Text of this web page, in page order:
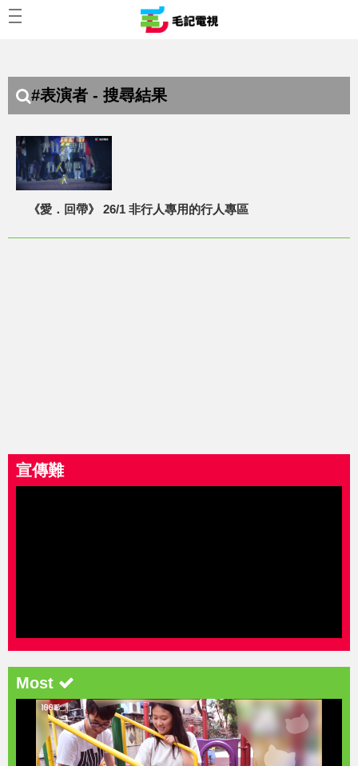
#表演者 - 搜尋結果
《愛．回帶》 26/1 非行人專用的行人專區
宣傳難
Most